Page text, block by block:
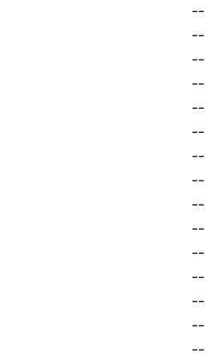
--
--
--
--
--
--
--
--
--
--
--
--
--
--
--